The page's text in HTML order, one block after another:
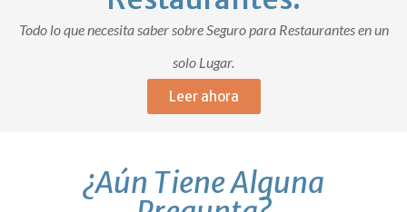
Todo lo que necesita saber sobre Seguro para Restaurantes en un
solo Lugar.
Leer ahora
¿Aún Tiene Alguna